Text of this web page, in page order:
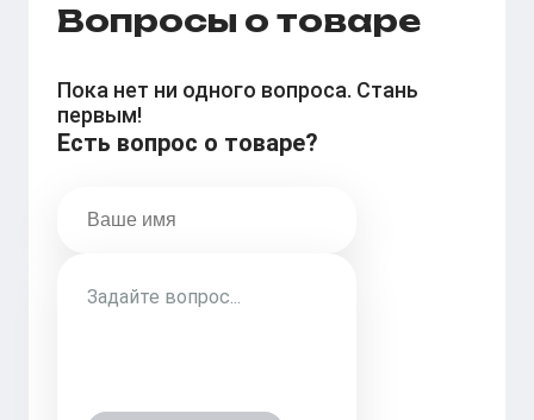
Вопросы о товаре
Пока нет ни одного вопроса. Стань
первым!
Есть вопрос о товаре?